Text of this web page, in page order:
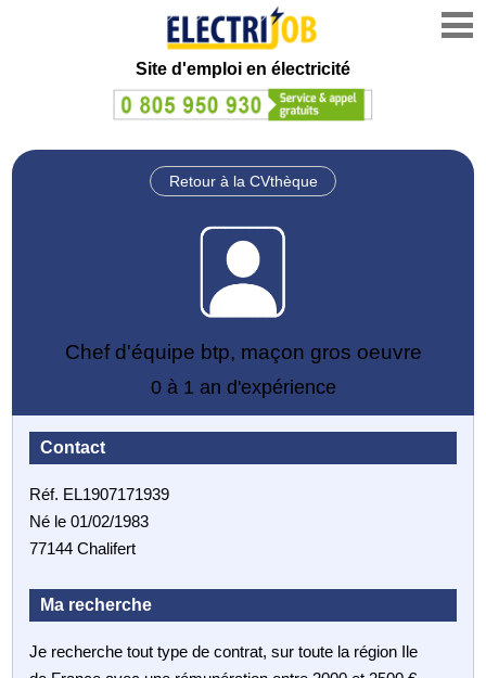
Site d'emploi en électricité
Retour à la CVthèque
Chef d'équipe btp, maçon gros oeuvre
0 à 1 an d'expérience
Contact
Réf. EL1907171939
Né le 01/02/1983
77144 Chalifert
Ma recherche
Je recherche tout type de contrat, sur toute la région Ile